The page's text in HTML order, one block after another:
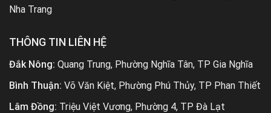
Nha Trang
THÔNG TIN LIÊN HỆ
Đắk Nông: Quang Trung, Phường Nghĩa Tân, TP Gia Nghĩa
Bình Thuận: Võ Văn Kiệt, Phường Phú Thủy, TP Phan Thiết
Lâm Đồng: Triệu Việt Vương, Phường 4, TP Đà Lạt